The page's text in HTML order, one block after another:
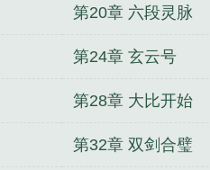
第20章 六段灵脉
第24章 玄云号
第28章 大比开始
第32章 双剑合璧